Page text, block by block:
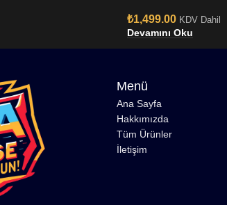
₺1,499.00 KDV Dahil
Devamını Oku
Menü
Ana Sayfa
Hakkımızda
Tüm Ürünler
İletişim